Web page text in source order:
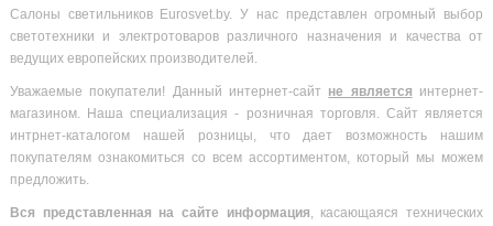
Салоны светильников Eurosvet.by. У нас представлен огромный выбор
светотехники и электротоваров различного назначения и качества от
ведущих европейских производителей.
Уважаемые покупатели! Данный интернет-сайт не является интернет-
магазином. Наша специализация - розничная торговля. Сайт является
интрнет-каталогом нашей розницы, что дает возможность нашим
покупателям ознакомиться со всем ассортиментом, который мы можем
предложить.
Вся представленная на сайте информация, касающаяся технических